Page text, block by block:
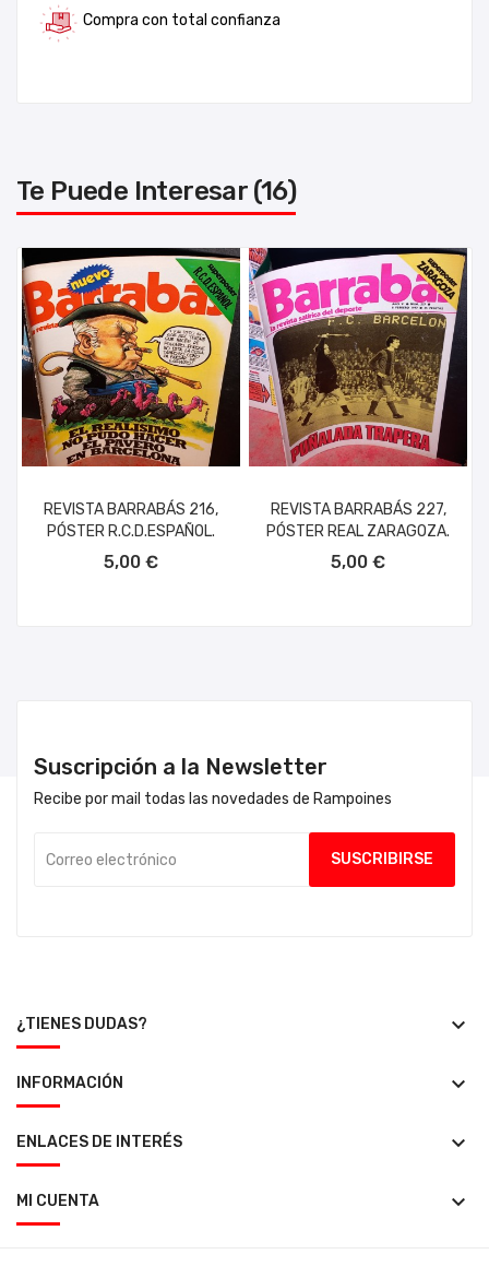
Compra con total confianza
Te Puede Interesar (16)
REVISTA BARRABÁS 216,
PÓSTER R.C.D.ESPAÑOL.
5,00 €
REVISTA BARRABÁS 227,
PÓSTER REAL ZARAGOZA.
5,00 €
Suscripción a la Newsletter
Recibe por mail todas las novedades de Rampoines
¿TIENES DUDAS? keyboard_arrow_down
INFORMACIÓN keyboard_arrow_down
ENLACES DE INTERÉS keyboard_arrow_down
MI CUENTA keyboard_arrow_down